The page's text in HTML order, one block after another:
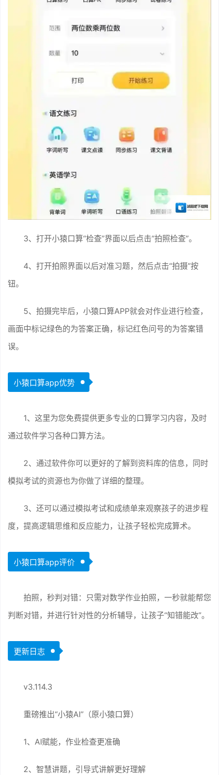
3、打开小猿口算“检查”界面以后点击“拍照检查”。
4、打开拍照界面以后对准习题，然后点击“拍摄”按
钮。
5、拍摄完毕后，小猿口算APP就会对作业进行检查，
画面中标记绿色的为答案正确，标记红色问号的为答案错
误。
小猿口算app优势
1、这里为您免费提供更多专业的口算学习内容，及时
通过软件学习各种口算方法。
2、通过软件你可以更好的了解到资料库的信息，同时
模拟考试的资源也为你做了详细的整理。
3、还可以通过模拟考试和成绩单来观察孩子的进步程
度，提高逻辑思维和反应能力，让孩子轻松完成算术。
小猿口算app评价
拍照，秒判对错：只需对数学作业拍照，一秒就能帮您
判断对错，并进行针对性的分析辅导，让孩子“知错能改”。
更新日志
v3.114.3
重磅推出“小猿AI”（原小猿口算）
1、AI赋能，作业检查更准确
2、智慧讲题，引导式讲解更好理解